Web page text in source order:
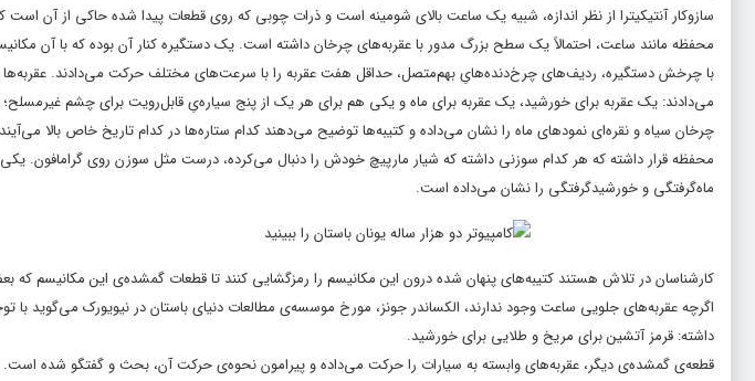
سازوکار آنتیکیترا از نظر اندازه، شبیه یک ساعت بالای شومینه است و ذرات چوبی که روی قطعات پیدا شده حاکی از آن
محفظه مانند ساعت، احتمالاً یک سطح بزرگ مدور با عقربه‌های چرخان داشته است. یک دستگیره کنار آن بوده که با آن
با چرخش دستگیره، ردیف‌های چرخ‌دنده‌هایِ بهم‌متصل، حداقل هفت عقربه را با سرعت‌های مختلف حرکت می‌دادند. عقربه‌ها
می‌دادند: یک عقربه برای خورشید، یک عقربه برای ماه و یکی هم برای هر یک از پنج سیاره‌یِ قابل‌رویت برای چشم
چرخان سیاه و نقره‌ای نمود‌های ماه را نشان می‌داده و کتیبه‌ها توضیح می‌دهند کدام ستاره‌ها در کدام تاریخ خاص بالا
محفظه قرار داشته که هر کدام سوزنی داشته که شیار مارپیچ خودش را دنبال می‌کرده، درست مثل سوزن روی گرامافون. یکی
ماه‌گرفتگی و خورشیدگرفتگی را نشان می‌داده است.
کارشناسان در تلاش هستند کتیبه‌های پنهان شده درون این مکانیسم را رمزگشایی کنند تا قطعات گمشده‌ی این مکانیسم که
اگرچه عقربه‌های جلویی ساعت وجود ندارند، الکساندر جونز، مورخ موسسه‌ی مطالعات دنیای باستان در نیویورک می‌گوید با
داشته: قرمز آتشین برای مریخ و طلایی برای خورشید.
قطعه‌ی گمشده‌ی دیگر، عقربه‌های وابسته به سیارات را حرکت می‌داده و پیرامون نحوه‌ی حرکت آن، بحث و گفتگو شده است.